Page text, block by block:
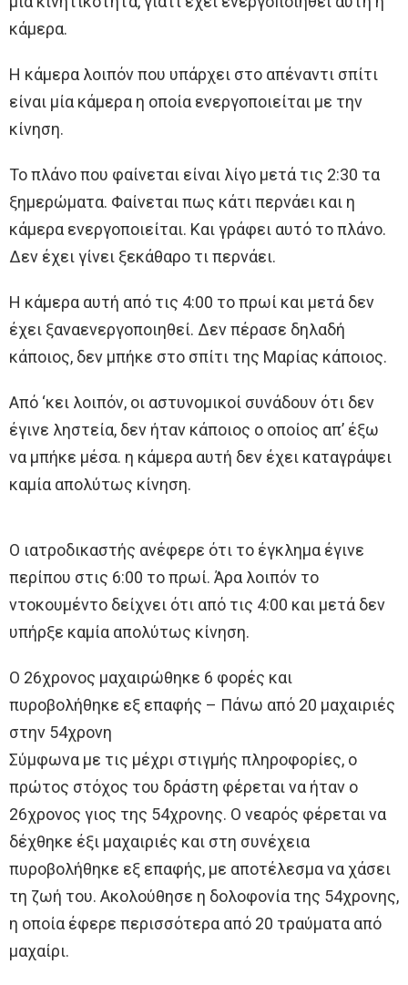
κάμερα.
Η κάμερα λοιπόν που υπάρχει στο απέναντι σπίτι
είναι μία κάμερα η οποία ενεργοποιείται με την
κίνηση.
Το πλάνο που φαίνεται είναι λίγο μετά τις 2:30 τα
ξημερώματα. Φαίνεται πως κάτι περνάει και η
κάμερα ενεργοποιείται. Και γράφει αυτό το πλάνο.
Δεν έχει γίνει ξεκάθαρο τι περνάει.
Η κάμερα αυτή από τις 4:00 το πρωί και μετά δεν
έχει ξαναενεργοποιηθεί. Δεν πέρασε δηλαδή
κάποιος, δεν μπήκε στο σπίτι της Μαρίας κάποιος.
Από ‘κει λοιπόν, οι αστυνομικοί συνάδουν ότι δεν
έγινε ληστεία, δεν ήταν κάποιος ο οποίος απ’ έξω
να μπήκε μέσα. η κάμερα αυτή δεν έχει καταγράψει
καμία απολύτως κίνηση.
Ο ιατροδικαστής ανέφερε ότι το έγκλημα έγινε
περίπου στις 6:00 το πρωί. Άρα λοιπόν το
ντοκουμέντο δείχνει ότι από τις 4:00 και μετά δεν
υπήρξε καμία απολύτως κίνηση.
Ο 26χρονος μαχαιρώθηκε 6 φορές και
πυροβολήθηκε εξ επαφής – Πάνω από 20 μαχαιριές
στην 54χρονη
Σύμφωνα με τις μέχρι στιγμής πληροφορίες, ο
πρώτος στόχος του δράστη φέρεται να ήταν ο
26χρονος γιος της 54χρονης. Ο νεαρός φέρεται να
δέχθηκε έξι μαχαιριές και στη συνέχεια
πυροβολήθηκε εξ επαφής, με αποτέλεσμα να χάσει
τη ζωή του. Ακολούθησε η δολοφονία της 54χρονης,
η οποία έφερε περισσότερα από 20 τραύματα από
μαχαίρι.